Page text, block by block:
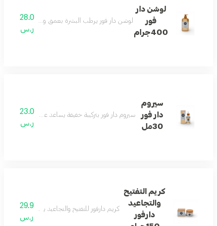
لوشن دار
فور
400جرام
لوشن دار فور يرطب البشرة بعمق ويساعد على
28.0
ر.س
سيروم
دار فور
30مل
سيروم دار فور بتركيبة خفيفة يساعد على العناية
23.0
ر.س
كريم التفتيح
والتجاعيد
دارفور
كريم دارفور للتفتيح والتجاعيد يساعد على
29.9
ر.س